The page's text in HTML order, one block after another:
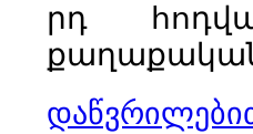
րդ
քաղաքական